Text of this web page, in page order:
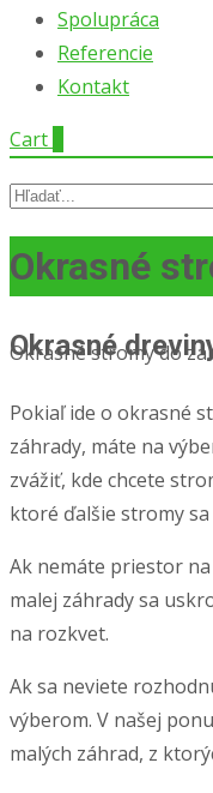
Spolupráca
Referencie
Kontakt
Cart
Search
Okrasné
Okrasné stromy do
Okrasné
Pokiaľ ide o okrasné
záhrady, máte na
zvážiť, kde chcete
ktoré ďalšie stromy
Ak nemáte priestor
malej záhrady sa
na rozkvet.
Ak sa neviete
výberom. V našej
malých záhrad, z